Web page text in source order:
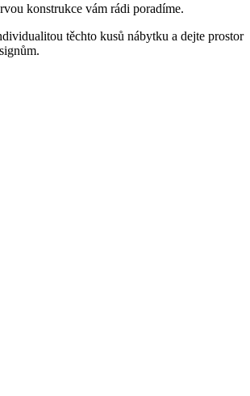
konstrukce vám rádi poradíme.
těchto kusů nábytku a dejte prostor